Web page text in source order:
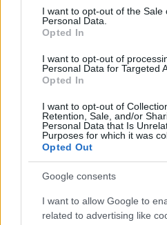
consent section.
I want to opt-out of the Sale
Personal Data.
Opted In
I want to opt-out of
Personal Data for Targeted
Opted In
I want to opt-out of
Retention, Sale, and/or
Personal Data that Is
Purposes for which it was
Opted Out
Google consents
I want to allow Google to
related to advertising like
Különösen fontos ez
környezet és kormányzás
ellehetetlenítésén
gondolkodó vidéki
terveznek és